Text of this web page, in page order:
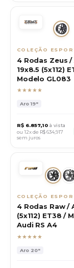
COLEÇÃO
4 Rodas Zeus /
19x8.5 (5x112)
Modelo GL083
★★★★★
Aro19"
R$ 6.857,10 à vista
ou 12x de R$634,917
sem juros
COLEÇÃO
4 Rodas Raw /
(5x112) ET38 /
Audi RS A4
★★★★★
Aro 20"